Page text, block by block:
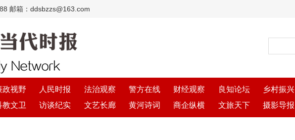
邮箱：ddsbzzs@163.com
政视野 人民时报 法治观察 警方在线 财经观察 良知论坛 乡村振兴
教文卫 访谈纪实 文艺长廊 黄河诗词 商企纵横 文旅天下 摄影导报